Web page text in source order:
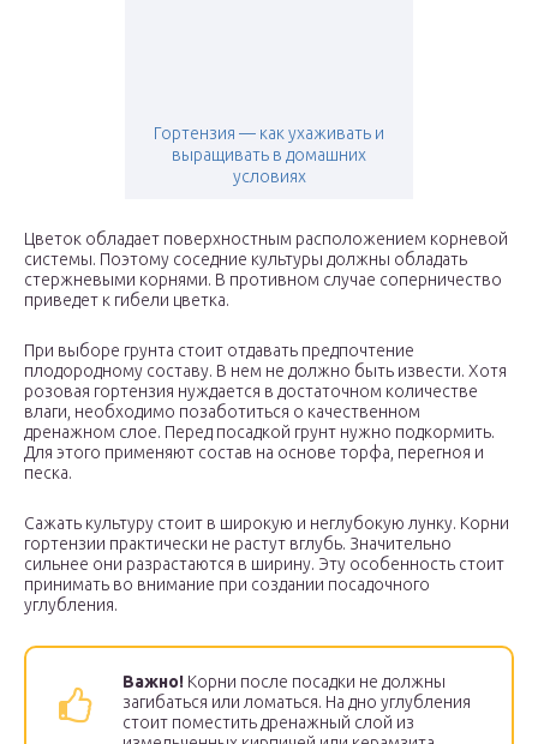
Гортензия — как ухаживать и
выращивать в домашних
условиях
Цветок обладает поверхностным расположением корневой
системы. Поэтому соседние культуры должны обладать
стержневыми корнями. В противном случае соперничество
приведет к гибели цветка.
При выборе грунта стоит отдавать предпочтение
плодородному составу. В нем не должно быть извести. Хотя
розовая гортензия нуждается в достаточном количестве
влаги, необходимо позаботиться о качественном
дренажном слое. Перед посадкой грунт нужно подкормить.
Для этого применяют состав на основе торфа, перегноя и
песка.
Сажать культуру стоит в широкую и неглубокую лунку. Корни
гортензии практически не растут вглубь. Значительно
сильнее они разрастаются в ширину. Эту особенность стоит
принимать во внимание при создании посадочного
углубления.
Важно! Корни после посадки не должны
загибаться или ломаться. На дно углубления
стоит поместить дренажный слой из